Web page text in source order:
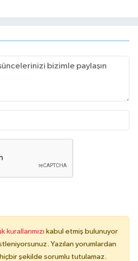
kurallarımızı kabul etmiş bulunuyor
Yazılan yorumlardan
şekilde sorumlu tutulamaz.